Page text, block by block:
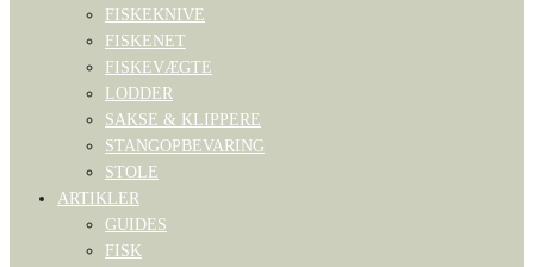
FISKEKNIVE
FISKENET
FISKEVÆGTE
LODDER
SAKSE & KLIPPERE
STANGOPBEVARING
STOLE
ARTIKLER
GUIDES
FISK